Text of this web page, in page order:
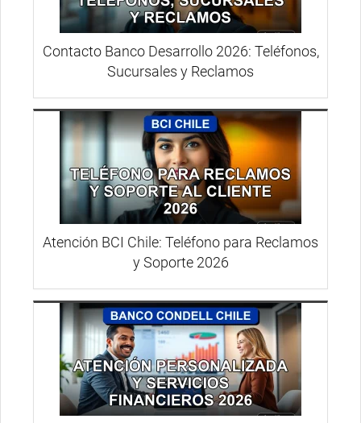
Contacto Banco Desarrollo 2026: Teléfonos,
Sucursales y Reclamos
Atención BCI Chile: Teléfono para Reclamos
y Soporte 2026